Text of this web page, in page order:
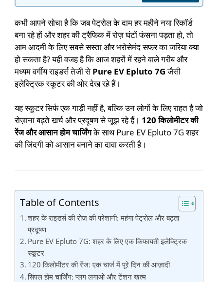
कभी आपने सोचा है कि जब पेट्रोल के दाम हर महीने नया रिकॉर्ड
बना रहे हों और शहर की ट्रैफिक में रोज़ घंटों फंसना पड़ता हो, तो
आम आदमी के लिए सबसे सस्ता और भरोसेमंद सफर का जरिया क्या
हो सकता है? यही वजह है कि आज शहरों में रहने वाले गरीब और
मध्यम वर्गीय राइडर्स तेजी सेPure EV Epluto 7Gजैसी
इलेक्ट्रिक स्कूटर की ओर देख रहे हैं।
यह स्कूटर सिर्फ एक गाड़ी नहीं है, बल्कि उन लोगों के लिए राहत है जो
रोज़ाना बढ़ते खर्च और प्रदूषण से जूझ रहे हैं। 120 किलोमीटर की
रेंज और आसान होम चार्जिंगके साथ Pure EV Epluto 7G शहर
की जिंदगी को आसान बनाने का दावा करती है।
Table of Contents
शहर के राइडर्स की रोज़ की परेशानी: महंगा पेट्रोल और बढ़ता
प्रदूषण
Pure EV Epluto 7G: शहर के लिए एक किफायती इलेक्ट्रिक
स्कूटर
120 किलोमीटर की रेंज: एक चार्ज में पूरे दिन की आज़ादी
सिंपल होम चार्जिंग: प्लग लगाओ और टेंशन खत्म